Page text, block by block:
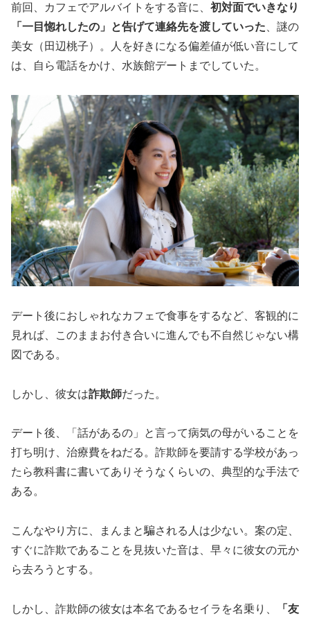
前回、カフェでアルバイトをする音に、 初対面でいきなり
「一目惚れしたの」と告げて連絡先を渡していった 、謎の
美女（田辺桃子）。人を好きになる偏差値が低い音にして
は、自ら電話をかけ、水族館デートまでしていた。
デート後におしゃれなカフェで食事をするなど、客観的に
見れば、このままお付き合いに進んでも不自然じゃない構
図である。
しかし、彼女は詐欺師だった。
デート後、「話があるの」と言って病気の母がいることを
打ち明け、治療費をねだる。詐欺師を要請する学校があっ
たら教科書に書いてありそうなくらいの、典型的な手法で
ある。
こんなやり方に、まんまと騙される人は少ない。案の定、
すぐに詐欺であることを見抜いた音は、早々に彼女の元か
ら去ろうとする。
しかし、詐欺師の彼女は本名であるセイラを名乗り、
「友